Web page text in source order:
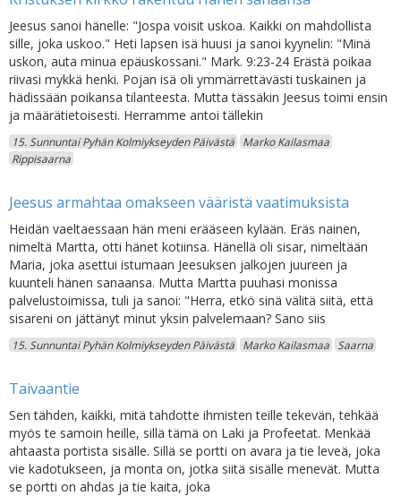
Jeesus sanoi hänelle: "Jospa voisit uskoa. Kaikki on mahdollista
sille, joka uskoo." Heti lapsen isä huusi ja sanoi kyynelin: "Minä
uskon, auta minua epäuskossani." Mark. 9:23-24 Erästä poikaa
riivasi mykkä henki. Pojan isä oli ymmärrettävästi tuskainen ja
hädissään poikansa tilanteesta. Mutta tässäkin Jeesus toimi ensin
ja määrätietoisesti. Herramme antoi tällekin
15. Sunnuntai Pyhän Kolmiykseyden Päivästä
Marko Kailasmaa
Rippisaarna
Jeesus armahtaa omakseen vääristä vaatimuksista
Heidän vaeltaessaan hän meni erääseen kylään. Eräs nainen,
nimeltä Martta, otti hänet kotiinsa. Hänellä oli sisar, nimeltään
Maria, joka asettui istumaan Jeesuksen jalkojen juureen ja
kuunteli hänen sanaansa. Mutta Martta puuhasi monissa
palvelustoimissa, tuli ja sanoi: "Herra, etkö sinä välitä siitä, että
sisareni on jättänyt minut yksin palvelemaan? Sano siis
15. Sunnuntai Pyhän Kolmiykseyden Päivästä Marko Kailasmaa Saarna
Taivaantie
Sen tähden, kaikki, mitä tahdotte ihmisten teille tekevän, tehkää
myös te samoin heille, sillä tämä on Laki ja Profeetat. Menkää
ahtaasta portista sisälle. Sillä se portti on avara ja tie leveä, joka
vie kadotukseen, ja monta on, jotka siitä sisälle menevät. Mutta
se portti on ahdas ja tie kaita, joka